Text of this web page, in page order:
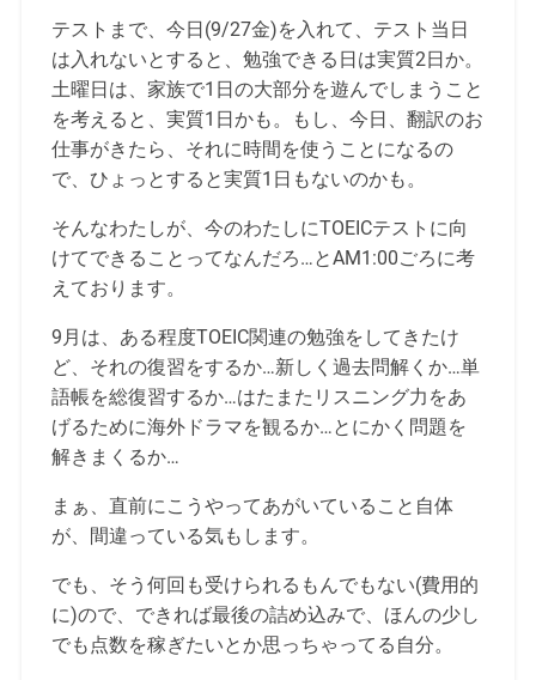
テストまで、今日(9/27金)を入れて、テスト当日
は入れないとすると、勉強できる日は実質2日か。
土曜日は、家族で1日の大部分を遊んでしまうこと
を考えると、実質1日かも。もし、今日、翻訳のお
仕事がきたら、それに時間を使うことになるの
で、ひょっとすると実質1日もないのかも。
そんなわたしが、今のわたしにTOEICテストに向
けてできることってなんだろ…とAM1:00ごろに考
えております。
9月は、ある程度TOEIC関連の勉強をしてきたけ
ど、それの復習をするか…新しく過去問解くか…単
語帳を総復習するか…はたまたリスニング力をあ
げるために海外ドラマを観るか…とにかく問題を
解きまくるか…
まぁ、直前にこうやってあがいていること自体
が、間違っている気もします。
でも、そう何回も受けられるもんでもない(費用的
に)ので、できれば最後の詰め込みで、ほんの少し
でも点数を稼ぎたいとか思っちゃってる自分。